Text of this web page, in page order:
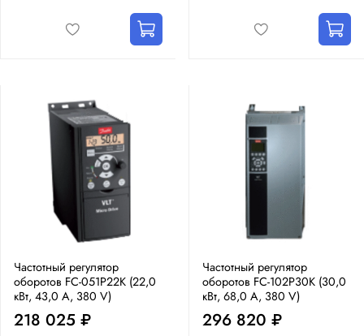
Частотный регулятор
оборотов FC-051P22K (22,0
кВт, 43,0 А, 380 V)
218 025 ₽
Частотный регулятор
оборотов FC-102P30K (30,0
кВт, 68,0 А, 380 V)
296 820 ₽